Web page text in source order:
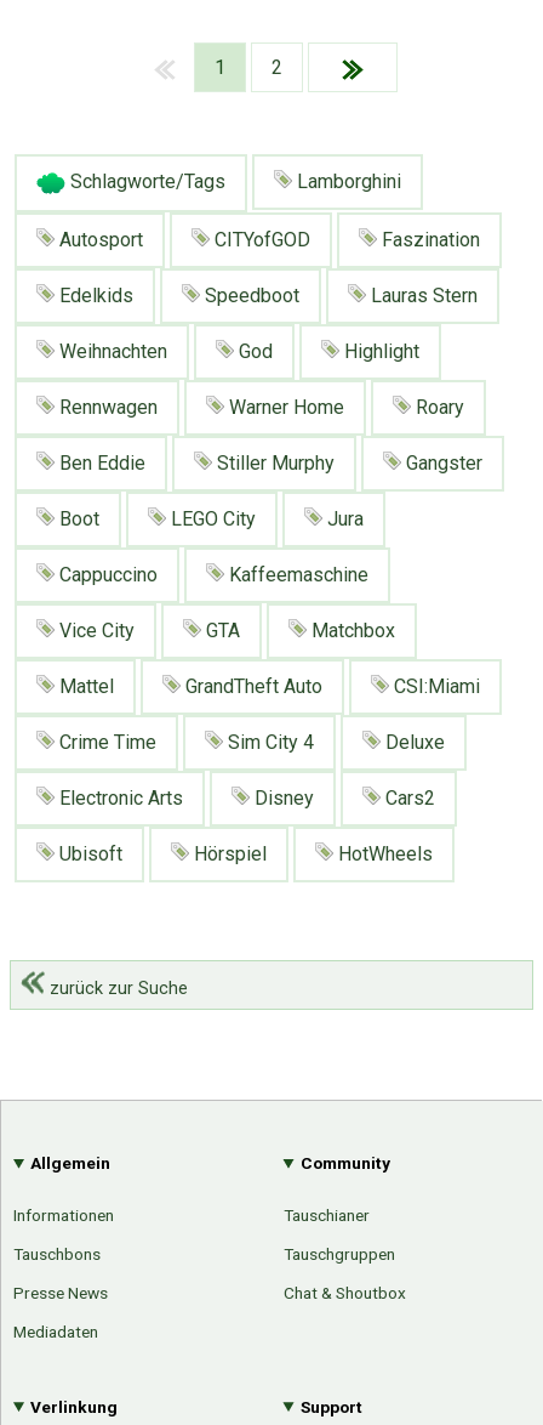
Mit Email Twitter Facebook
Google
Über Tauschbu↔de
Tauschbons
Mediadaten
Presse News
Kategorien
Neue Artikel
Erweitere Suche
Suchanfragen
Zufallsartikel
Kategoriewolke
1 2
Schlagworte/Tags Lamborghini
Autosport CITYofGOD Faszination
Edelkids Speedboot Lauras Stern
Weihnachten God Highlight
Rennwagen Warner Home Roary
Ben Eddie Stiller Murphy Gangster
Boot LEGO City Jura
Cappuccino Kaffeemaschine
Vice City GTA Matchbox
Mattel GrandTheft Auto CSI:Miami
Crime Time Sim City 4 Deluxe
Electronic Arts Disney Cars2
Ubisoft Hörspiel HotWheels
zurück zur Suche
Allgemein
Informationen
Tauschbons
Presse News
Mediadaten
Community
Tauschianer
Tauschgruppen
Chat & Shoutbox
Verlinkung Support